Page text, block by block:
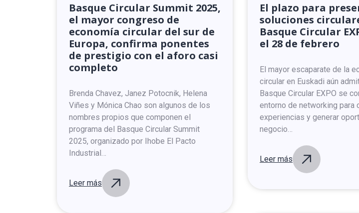
Basque Circular Summit 2025,
el mayor congreso de
economía circular del sur de
Europa, confirma ponentes
de prestigio con el aforo casi
completo
Brenda Chavez, Janez Potocnik, Helena
Viñes y Mónica Chao son algunos de los
nombres propios que componen el
programa del Basque Circular Summit
2025, organizado por Ihobe El Pacto
Industrial…
Leer más
El plazo para
soluciones
Basque Circular
el 28 de febrero
El mayor escaparate de la
circular en Euskadi aún
Basque Circular EXPO se
entorno de networking para
experiencias y generar
negocio…
Leer más